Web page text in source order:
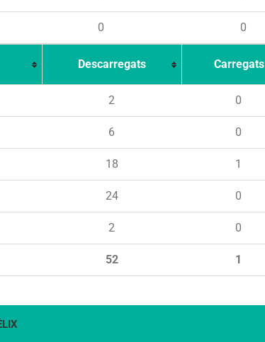
0 0
Descarregats Carregats
52 1
2 0
6 0
18 1
24 0
2 0